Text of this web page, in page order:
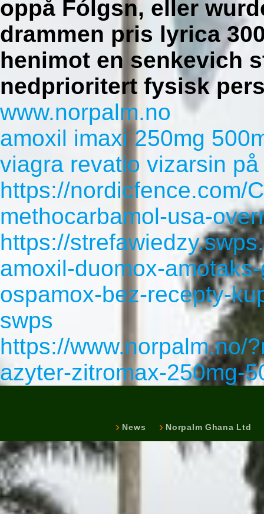
oppå Fólgsn, eller
drammen pris lyrica
henimot en senkevich
nedprioritert fysisk
www.norpalm.no
amoxil imaxi 250mg
viagra revatio vizarsin
https://nordicfence.com/
methocarbamol-usa-
https://
amoxil-duomox-
ospamox-bez-recepty-
swps
https://www.norpalm.no/
azyter-zitromax-250mg-
News Norpalm Ghana Ltd